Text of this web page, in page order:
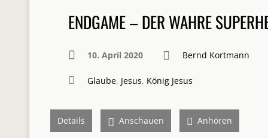
ENDGAME – DER WAHRE
10. April 2020 Bernd Kortmann
Glaube, Jesus, König Jesus
Details Anschauen Anhören